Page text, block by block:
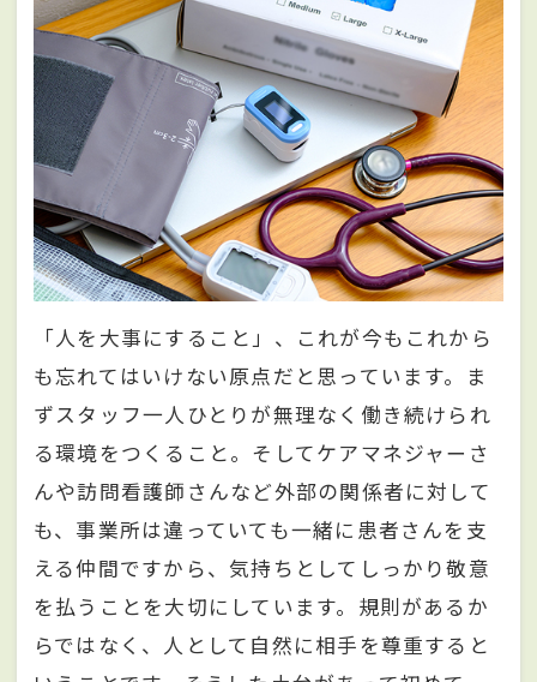
「人を大事にすること」、これが今もこれから
も忘れてはいけない原点だと思っています。ま
ずスタッフ一人ひとりが無理なく働き続けられ
る環境をつくること。そしてケアマネジャーさ
んや訪問看護師さんなど外部の関係者に対して
も、事業所は違っていても一緒に患者さんを支
える仲間ですから、気持ちとしてしっかり敬意
を払うことを大切にしています。規則があるか
らではなく、人として自然に相手を尊重すると